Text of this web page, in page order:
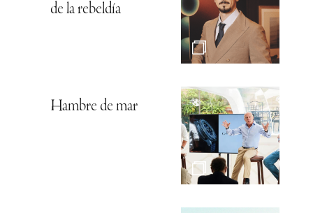
de la rebeldía
Hambre de mar